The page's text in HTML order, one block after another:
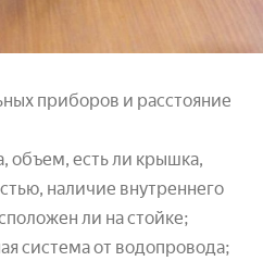
приборов и расстояние
объем, есть ли крышка,
наличие внутреннего
ли на стойке;
система от водопровода;